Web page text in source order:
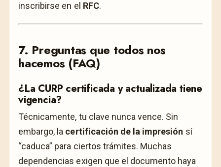
inscribirse en el RFC.
7. Preguntas que todos nos
hacemos (FAQ)
¿La CURP certificada y actualizada tiene
vigencia?
Técnicamente, tu clave nunca vence. Sin
embargo, la certificación de la impresión sí
“caduca” para ciertos trámites. Muchas
dependencias exigen que el documento haya